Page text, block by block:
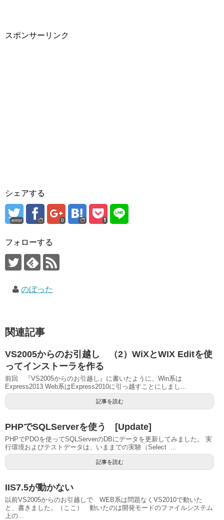
スポンサーリンク
シェアする
error 0
フォローする
のぼった
関連記事
VS2005からのお引越し （2）WiXとWIX Editを使
ってインストーラを作る
前回 『VS2005からのお引越し』に書いたように、Win系は
Express2013 Web系はExpress2010に引っ越すことにしまし...
記事を読む
PHPでSQLServerを使う [Update]
PHPでPDOを使ってSQLServerのDBにデータを更新してみました。 実
行環境およびテストデータは、いままでの実験（Select ...
記事を読む
IIS7.5が動かない
以前VS2005からのお引越しで WEB系は問題なくVS2010で動いた
と、書きました。（ここ） 動いたのは開発モードのファイルシステム
上の...